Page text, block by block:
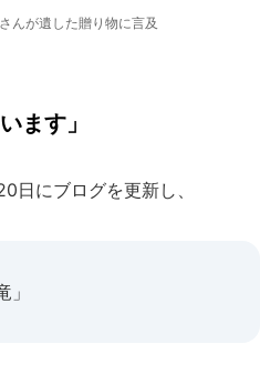
んが遺した贈り物に言及
ます」
にブログを更新し、
」